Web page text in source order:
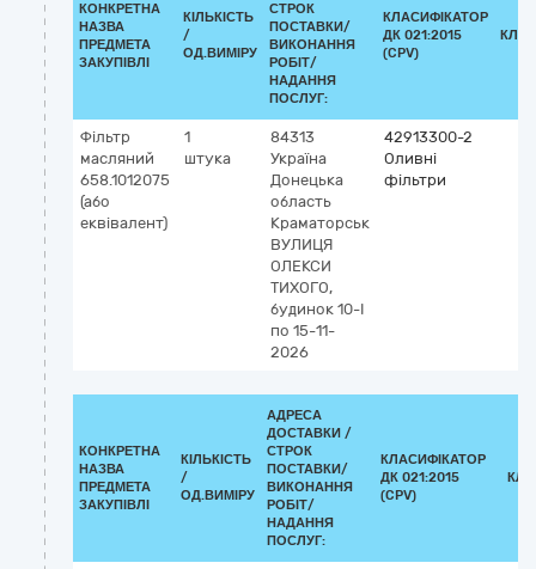
КОНКРЕТНА
НАЗВА
ПРЕДМЕТА
ЗАКУПІВЛІ
КІЛЬКІСТЬ
/
ОД.ВИМІРУ
СТРОК
ПОСТАВКИ/
ВИКОНАННЯ
РОБІТ/
НАДАННЯ
ПОСЛУГ:
КЛАСИФІКАТОР
ДК 021:2015
(CPV)
Фільтр
масляний
658.1012075
(або
еквівалент)
1
штука
84313
Україна
Донецька
область
Краматорськ
ВУЛИЦЯ
ОЛЕКСИ
ТИХОГО,
будинок 10-І
по 15-11-
2026
42913300-2
Оливні
фільтри
КОНКРЕТНА
НАЗВА
ПРЕДМЕТА
ЗАКУПІВЛІ
КІЛЬКІСТЬ
/
ОД.ВИМІРУ
АДРЕСА
ДОСТАВКИ /
СТРОК
ПОСТАВКИ/
ВИКОНАННЯ
РОБІТ/
НАДАННЯ
ПОСЛУГ:
КЛАСИФІКАТОР
ДК 021:2015
(CPV)